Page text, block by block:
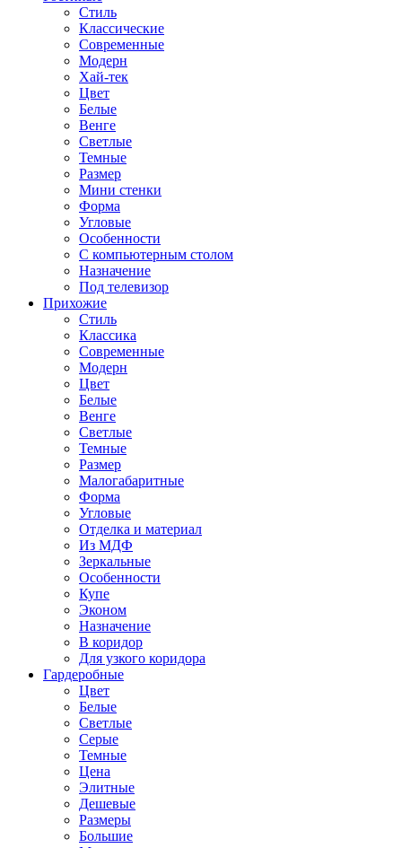
Стиль
Классические
Современные
Модерн
Хай-тек
Цвет
Белые
Венге
Светлые
Темные
Размер
Мини стенки
Форма
Угловые
Особенности
С компьютерным столом
Назначение
Под телевизор
Прихожие
Стиль
Классика
Современные
Модерн
Цвет
Белые
Венге
Светлые
Темные
Размер
Малогабаритные
Форма
Угловые
Отделка и материал
Из МДФ
Зеркальные
Особенности
Купе
Эконом
Назначение
В коридор
Для узкого коридора
Гардеробные
Цвет
Белые
Светлые
Серые
Темные
Цена
Элитные
Дешевые
Размеры
Большие